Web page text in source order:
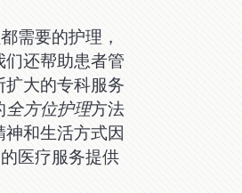
需要的护理，
还帮助患者管
大的专科服务
全方位护理方法
和生活方式因
医疗服务提供